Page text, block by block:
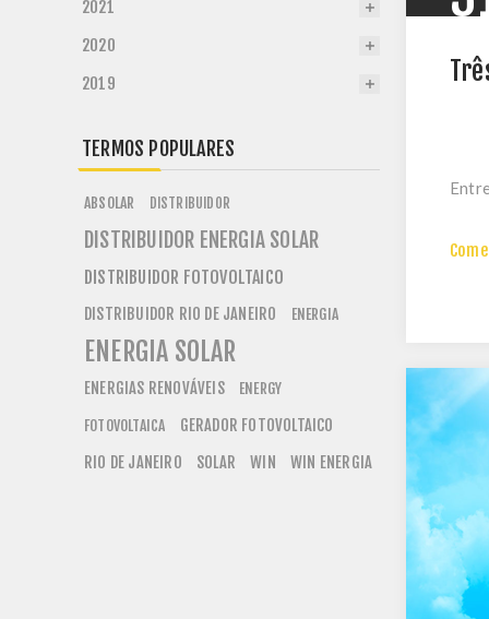
2021
2020
2019
TERMOS POPULARES
ABSOLAR DISTRIBUIDOR
DISTRIBUIDOR ENERGIA SOLAR
DISTRIBUIDOR FOTOVOLTAICO
DISTRIBUIDOR RIO DE JANEIRO ENERGIA
ENERGIA SOLAR
ENERGIAS RENOVÁVEIS
ENERGY
FOTOVOLTAICA
GERADOR FOTOVOLTAICO
RIO DE JANEIRO
SOLAR WIN WIN ENERGIA